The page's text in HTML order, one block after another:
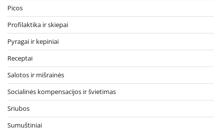
Picos
Profilaktika ir skiepai
Pyragai ir kepiniai
Receptai
Salotos ir mišrainės
Socialinės kompensacijos ir švietimas
Sriubos
Sumuštiniai